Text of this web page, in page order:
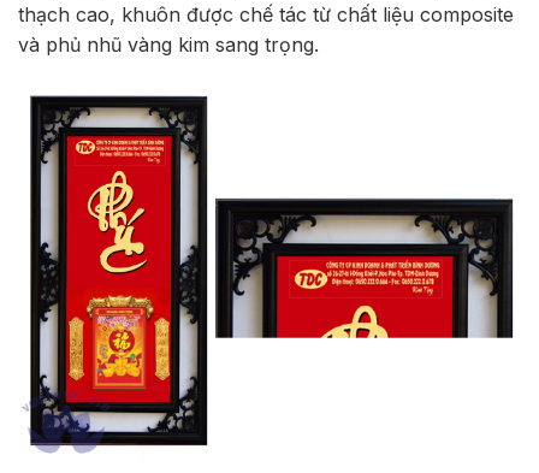
thạch cao, khuôn được chế tác từ chất liệu composite
và phủ nhũ vàng kim sang trọng.